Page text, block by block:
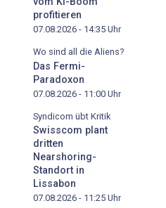
profitieren
07.08.2026 - 14:35 Uhr
Wo sind all die Aliens?
Das Fermi-
Paradoxon
07.08.2026 - 11:00 Uhr
Syndicom übt Kritik
Swisscom plant
dritten
Nearshoring-
Standort in
Lissabon
07.08.2026 - 11:25 Uhr